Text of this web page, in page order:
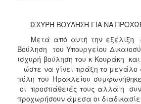
ΙΣΧΥΡΗ ΒΟΥΛΗΣΗ ΓΙΑ ΝΑ
Μετά από αυτή την εξέλιξη
Βούληση του Υπουργείου
ισχυρή βούληση του κ Κουράκη
ώστε να γίνει πράξη το μεγάλο
πόλη του Ηρακλείου
οι προσπάθειές τους αλλά η
προχωρήσουν άμεσα οι